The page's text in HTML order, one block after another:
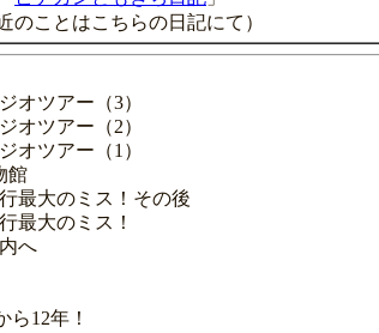
のことはこちらの日記にて）
オツアー（3）
オツアー（2）
オツアー（1）
館
最大のミス！その後
最大のミス！
へ
12年！